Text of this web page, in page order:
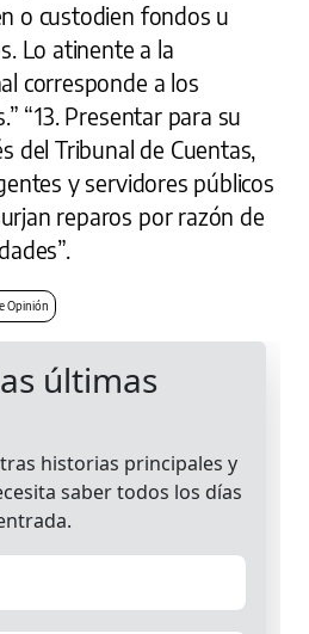
o custodien fondos u
Lo atinente a la
corresponde a los
“13. Presentar para su
del Tribunal de Cuentas,
y servidores públicos
reparos por razón de
Opinión